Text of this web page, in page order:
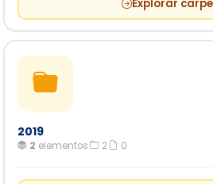
Explorar
2019
2 elementos 2 0